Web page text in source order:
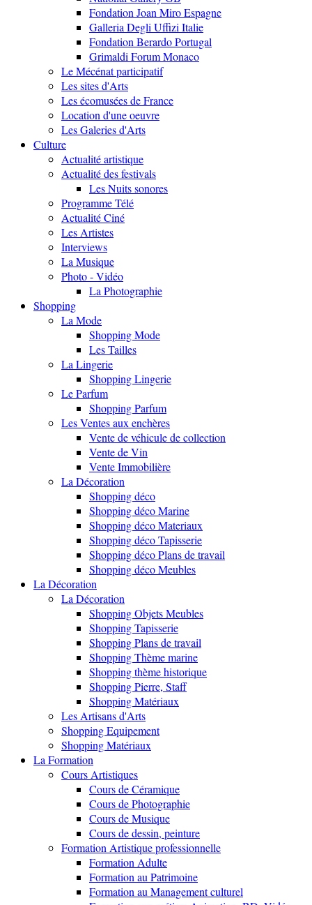
Fondation Joan Miro Espagne
Galleria Degli Uffizi Italie
Fondation Berardo Portugal
Grimaldi Forum Monaco
Le Mécénat participatif
Les sites d'Arts
Les écomusées de France
Location d'une oeuvre
Les Galeries d'Arts
Culture
Actualité artistique
Actualité des festivals
Les Nuits sonores
Programme Télé
Actualité Ciné
Les Artistes
Interviews
La Musique
Photo - Vidéo
La Photographie
Shopping
La Mode
Shopping Mode
Les Tailles
La Lingerie
Shopping Lingerie
Le Parfum
Shopping Parfum
Les Ventes aux enchères
Vente de véhicule de collection
Vente de Vin
Vente Immobilière
La Décoration
Shopping déco
Shopping déco Marine
Shopping déco Materiaux
Shopping déco Tapisserie
Shopping déco Plans de travail
Shopping déco Meubles
La Décoration
La Décoration
Shopping Objets Meubles
Shopping Tapisserie
Shopping Plans de travail
Shopping Thème marine
Shopping thème historique
Shopping Pierre, Staff
Shopping Matériaux
Les Artisans d'Arts
Shopping Equipement
Shopping Matériaux
La Formation
Cours Artistiques
Cours de Céramique
Cours de Photographie
Cours de Musique
Cours de dessin, peinture
Formation Artistique professionnelle
Formation Adulte
Formation au Patrimoine
Formation au Management culturel